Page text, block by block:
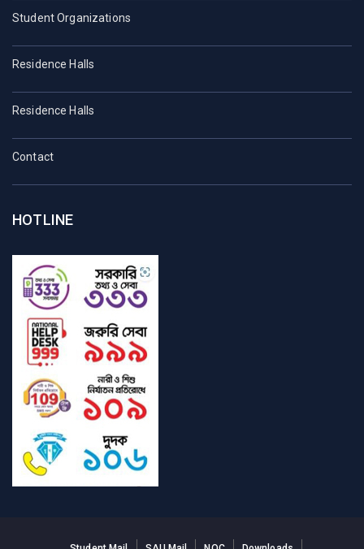
Student Organizations
Residence Halls
Residence Halls
Contact
HOTLINE